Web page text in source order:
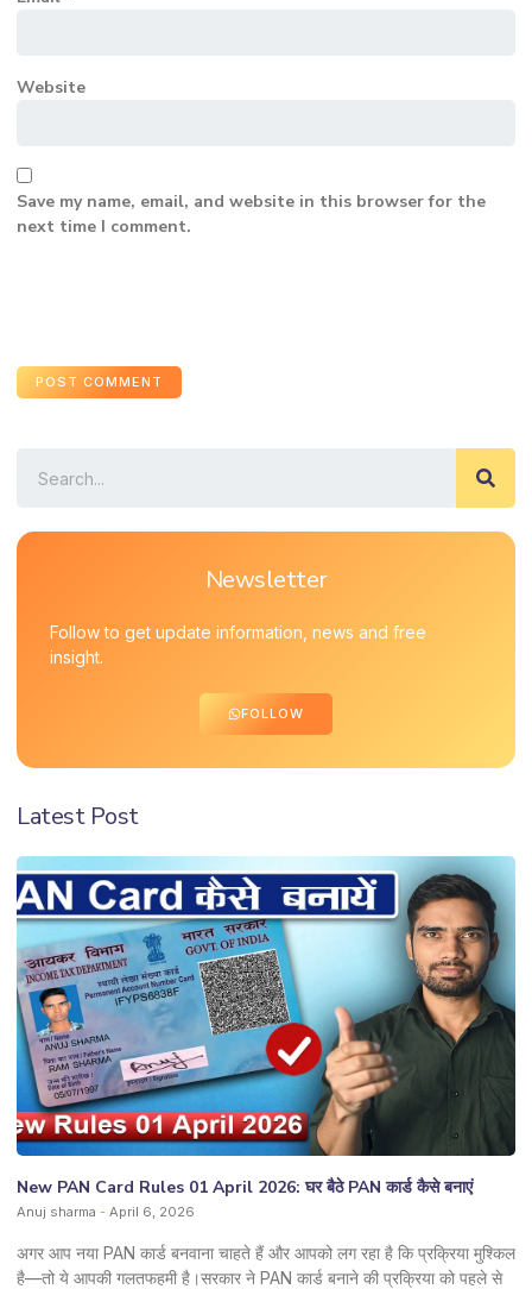
Website
Save my name, email, and website in this browser for the
next time I comment.
Newsletter
Follow to get update information, news and free
insight.
FOLLOW
Latest Post
New PAN Card Rules 01 April 2026: घर बैठे PAN कार्ड कैसे बनाएं
Anuj sharma April 6, 2026
अगर आप नया PAN कार्ड बनवाना चाहते हैं और आपको लग रहा है कि प्रक्रिया मुश्किल
है—तो ये आपकी गलतफहमी है।सरकार ने PAN कार्ड बनाने की प्रक्रिया को पहले से